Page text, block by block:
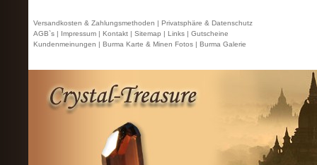
Versandkosten & Zahlungsmethoden | Privatsphäre & Datenschutz
AGB`s | Impressum | Kontakt | Sitemap | Links | Gutscheine
Kundenmeinungen | Burma Karte & Minen Fotos | Burma Galerie